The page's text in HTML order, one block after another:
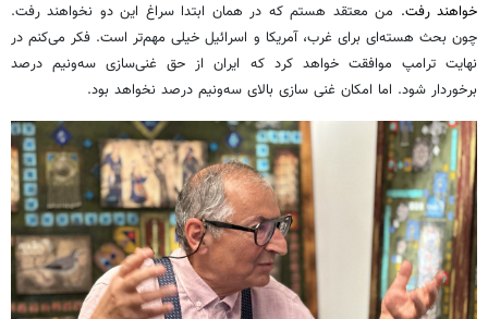
خواهند رفت. من معتقد هستم که در همان ابتدا سراغ این دو نخواهند رفت.
چون بحث هسته‌ای برای غرب، آمریکا و اسرائیل خیلی مهم‌تر است. فکر می‌کنم در
نهایت ترامپ موافقت خواهد کرد که ایران از حق غنی‌سازی سه‌ونیم درصد
برخوردار شود. اما امکان غنی سازی بالای سه‌ونیم درصد نخواهد بود.